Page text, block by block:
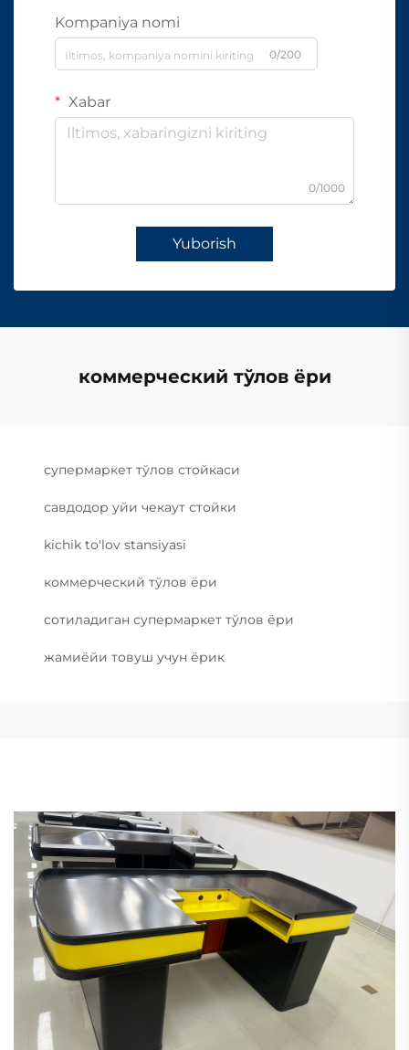
Kompaniya nomi
0/200
Xabar
0/1000
Yuborish
коммерческий тўлов ёри
супермаркет тўлов стойкаси
савдодор уйи чекаут стойки
kichik to'lov stansiyasi
коммерческий тўлов ёри
сотиладиган супермаркет тўлов ёри
жамиёйи товуш учун ёрик